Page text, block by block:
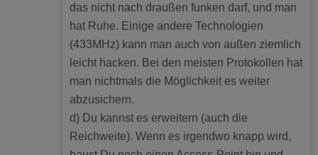
das nicht nach draußen funken darf, und man
hat Ruhe. Einige andere Technologien
(433MHz) kann man auch von außen ziemlich
leicht hacken. Bei den meisten Protokollen hat
man nichtmals die Möglichkeit es weiter
abzusichern.
d) Du kannst es erweitern (auch die
Reichweite). Wenn es irgendwo knapp wird,